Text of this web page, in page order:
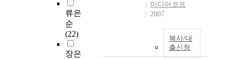
류은
순
(22)
장은
미디어코프
2007
복사/대
출신청